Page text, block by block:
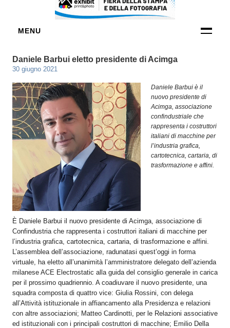
MENU
DI TECNOLOGIE
ENTI E
ASSOCIAZIONI
ZOOM
TEMATICI
EVENTI
VIDEO
Daniele Barbui eletto presidente di Acimga
30 giugno 2021
Daniele Barbui è il
nuovo presidente di
Acimga, associazione
confindustriale che
rappresenta i costruttori
italiani di macchine per
l’industria grafica,
cartotecnica, cartaria, di
trasformazione e affini.
È Daniele Barbui il nuovo presidente di Acimga, associazione di
Confindustria che rappresenta i costruttori italiani di macchine per
l’industria grafica, cartotecnica, cartaria, di trasformazione e affini.
L’assemblea dell’associazione, radunatasi quest’oggi in forma
virtuale, ha eletto all’unanimità l’amministratore delegato dell’azienda
milanese ACE Electrostatic alla guida del consiglio generale in carica
per il prossimo quadriennio. A coadiuvare il nuovo presidente, una
squadra composta di quattro vice: Giulia Rossini, con delega
all’Attività istituzionale in affiancamento alla Presidenza e relazioni
con altre associazioni; Matteo Cardinotti, per le Relazioni associative
ed istituzionali con i principali costruttori di macchine; Emilio Della